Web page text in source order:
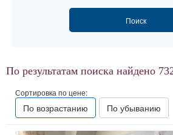
По результатам поиска найдено
Сортировка по цене:
По возрастанию По убыванию